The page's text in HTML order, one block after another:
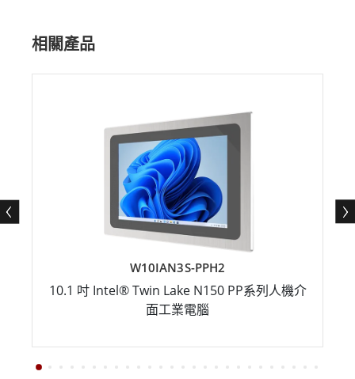
相關產品
W10IAN3S-PPH2
10.1 吋 Intel® Twin Lake N150 PP系列人機介
面工業電腦